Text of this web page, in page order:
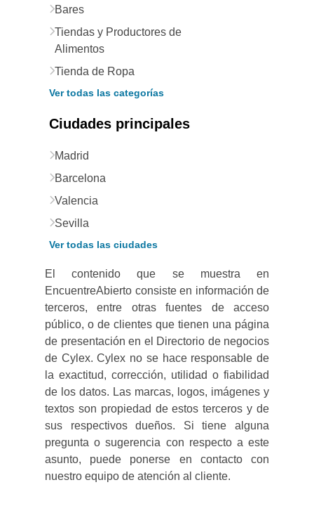
Bares
Tiendas y Productores de
Alimentos
Tienda de Ropa
Ver todas las categorías
Ciudades principales
Madrid
Barcelona
Valencia
Sevilla
Ver todas las ciudades
El contenido que se muestra en
EncuentreAbierto consiste en información de
terceros, entre otras fuentes de acceso
público, o de clientes que tienen una página
de presentación en el Directorio de negocios
de Cylex. Cylex no se hace responsable de
la exactitud, corrección, utilidad o fiabilidad
de los datos. Las marcas, logos, imágenes y
textos son propiedad de estos terceros y de
sus respectivos dueños. Si tiene alguna
pregunta o sugerencia con respecto a este
asunto, puede ponerse en contacto con
nuestro equipo de atención al cliente.